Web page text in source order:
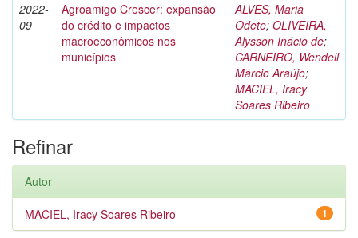
2022-
09
Agroamigo Crescer: expansão
do crédito e impactos
macroeconômicos nos
municípios
ALVES, Maria
Odete; OLIVEIRA,
Alysson Inácio de;
CARNEIRO, Wendell
Márcio Araújo;
MACIEL, Iracy
Soares Ribeiro
Refinar
Autor
1
MACIEL, Iracy Soares Ribeiro